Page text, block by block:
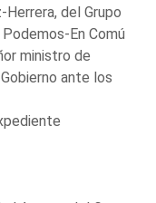
Herrera, del Grupo
En Comú
ministro de
ante los